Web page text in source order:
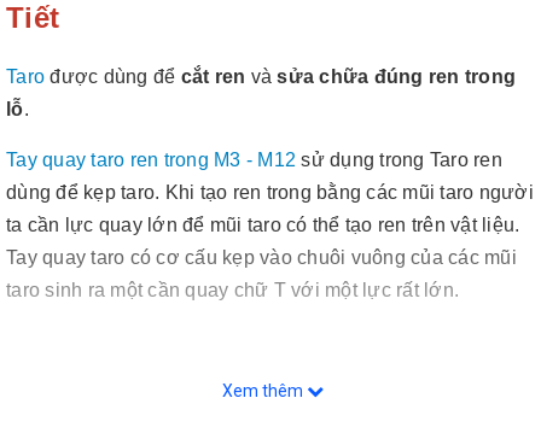
Tiết
Taro được dùng để cắt ren vàsửa chữa đúng ren trong
lỗ.
Tay quay taro ren trong M3 - M12 sử dụng trong Taro ren
dùng để kẹp taro. Khi tạo ren trong bằng các mũi taro người
ta cần lực quay lớn để mũi taro có thể tạo ren trên vật liệu.
Tay quay taro có cơ cấu kẹp vào chuôi vuông của các mũi
taro sinh ra một cần quay chữ T với một lực rất lớn.
Xem thêm